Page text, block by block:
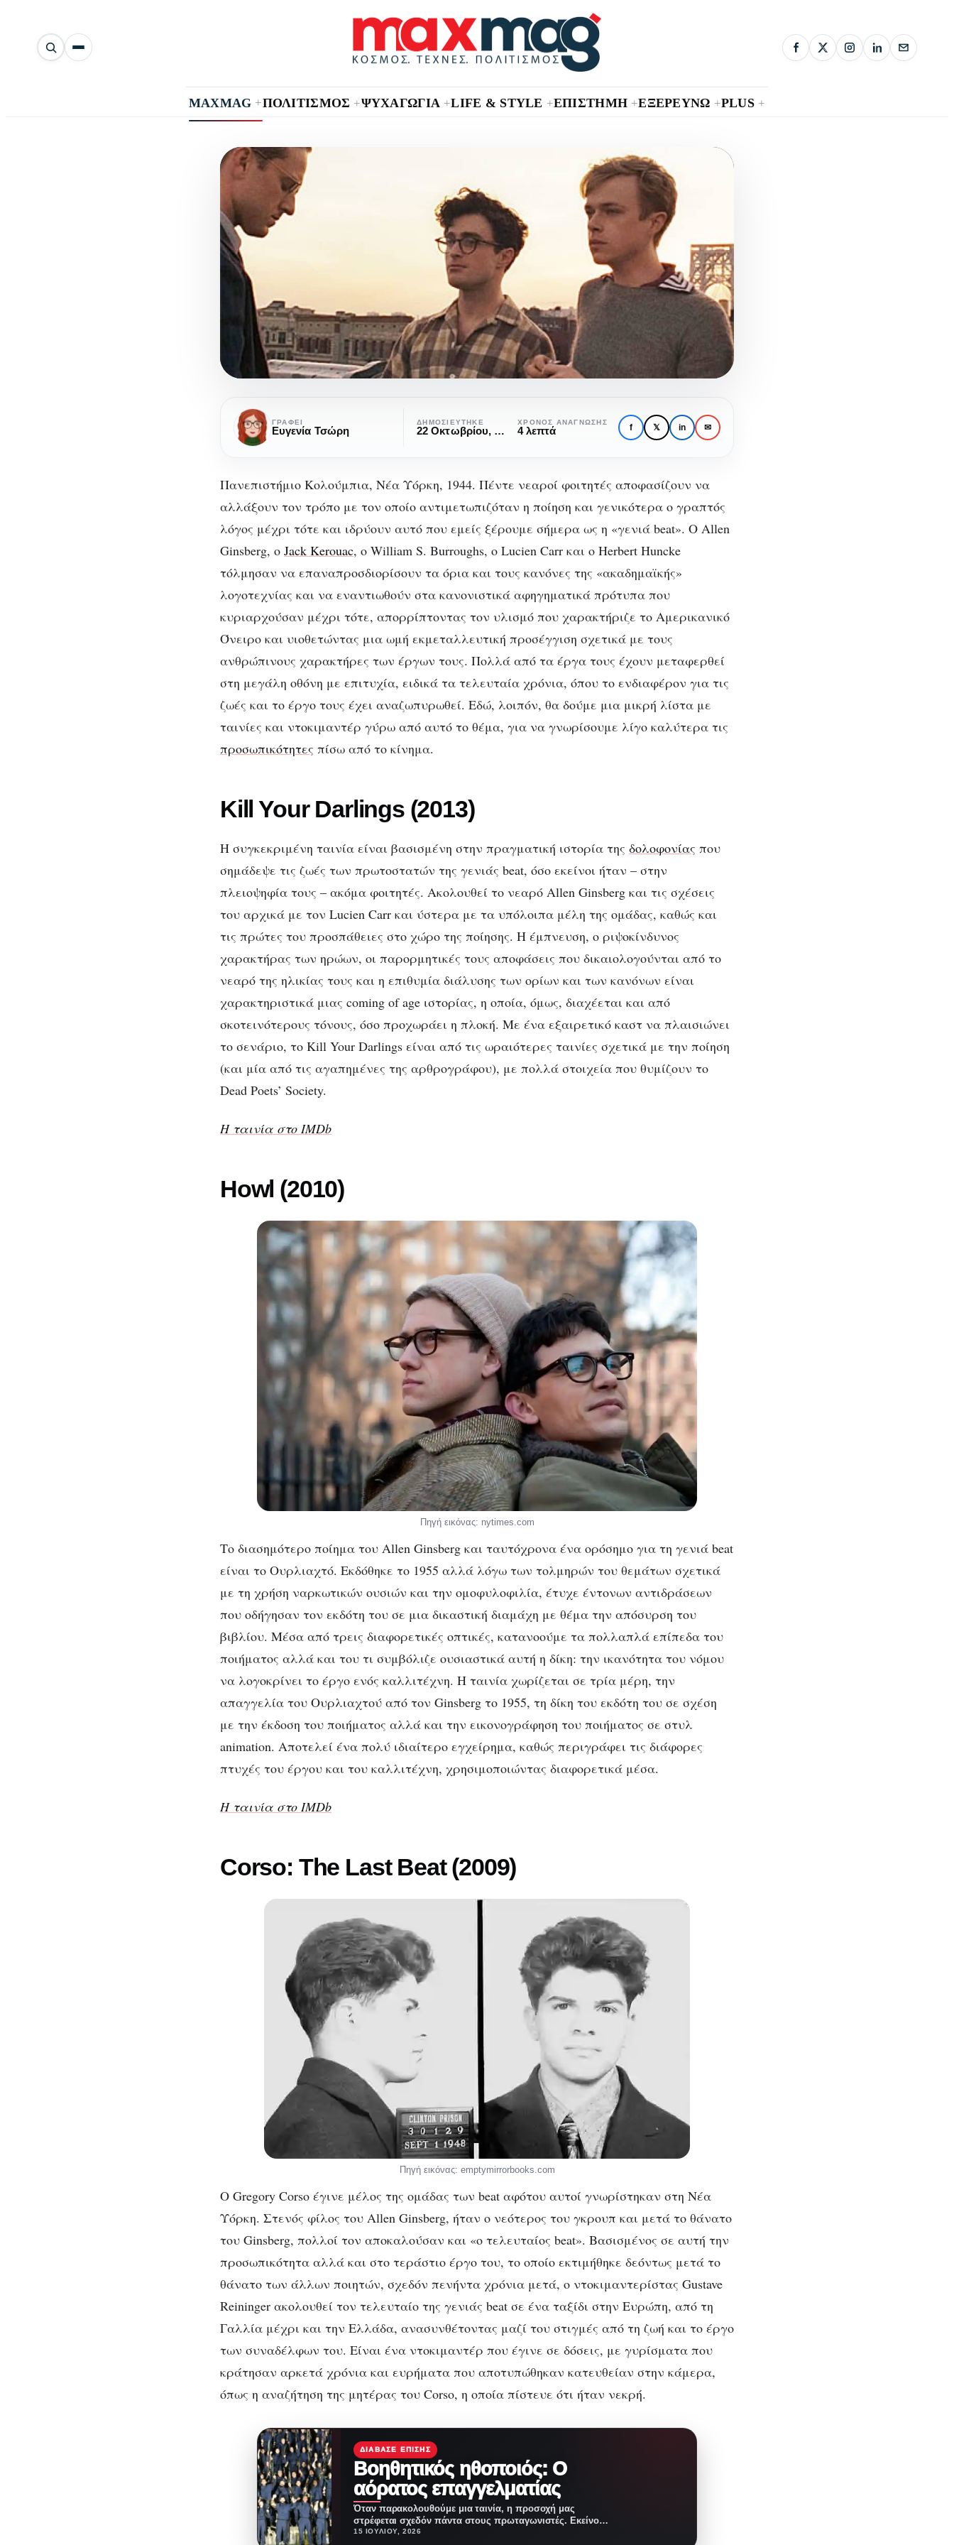
Αναζήτηση
άρθρων
MAXMAG +ΠΟΛΙΤΙΣΜΟΣ +ΨΥΧΑΓΩΓΙΑ +LIFE & STYLE +ΕΠΙΣΤΗΜΗ +ΕΞΕΡΕΥΝΩ +PLUS +
SPECIALS ΚΙΝΗΜΑΤΟΓΡΆΦΟΣ ΠΡΟΤΆΣΕΙΣ ΤΑΙΝΙΏΝ
Η γενιά beat και η επίδρασή της
στο σινεμά των ‘00s
γενιά
beat
η
επίδρασή
της
στο
σινεμά
των
‘00s
ΓΡΆΦΕΙ
Ευγενία Τσώρη
ΔΗΜΟΣΙΕΎΤΗΚΕ
22 Οκτωβρίου, 2019
ΧΡΌΝΟΣ ΑΝΆΓΝΩΣΗΣ
4 λεπτά f 𝕏 in ✉
Πανεπιστήμιο Κολούμπια, Νέα Υόρκη, 1944. Πέντε νεαροί φοιτητές αποφασίζουν να
αλλάξουν τον τρόπο με τον οποίο αντιμετωπιζόταν η ποίηση και γενικότερα ο γραπτός
λόγος μέχρι τότε και ιδρύουν αυτό που εμείς ξέρουμε σήμερα ως η «γενιά beat». Ο Allen
Ginsberg, ο Jack Kerouac, ο William S. Burroughs, ο Lucien Carr και ο Herbert Huncke
τόλμησαν να επαναπροσδιορίσουν τα όρια και τους κανόνες της «ακαδημαϊκής»
λογοτεχνίας και να εναντιωθούν στα κανονιστικά αφηγηματικά πρότυπα που
κυριαρχούσαν μέχρι τότε, απορρίπτοντας τον υλισμό που χαρακτήριζε το Αμερικανικό
Όνειρο και υιοθετώντας μια ωμή εκμεταλλευτική προσέγγιση σχετικά με τους
ανθρώπινους χαρακτήρες των έργων τους. Πολλά από τα έργα τους έχουν μεταφερθεί
στη μεγάλη οθόνη με επιτυχία, ειδικά τα τελευταία χρόνια, όπου το ενδιαφέρον για τις
ζωές και το έργο τους έχει αναζωπυρωθεί. Εδώ, λοιπόν, θα δούμε μια μικρή λίστα με
ταινίες και ντοκιμαντέρ γύρω από αυτό το θέμα, για να γνωρίσουμε λίγο καλύτερα τις
προσωπικότητες πίσω από το κίνημα.
Kill Your Darlings (2013)
Η συγκεκριμένη ταινία είναι βασισμένη στην πραγματική ιστορία της δολοφονίας που
σημάδεψε τις ζωές των πρωτοστατών της γενιάς beat, όσο εκείνοι ήταν – στην
πλειοψηφία τους – ακόμα φοιτητές. Ακολουθεί το νεαρό Allen Ginsberg και τις σχέσεις
του αρχικά με τον Lucien Carr και ύστερα με τα υπόλοιπα μέλη της ομάδας, καθώς και
τις πρώτες του προσπάθειες στο χώρο της ποίησης. Η έμπνευση, ο ριψοκίνδυνος
χαρακτήρας των ηρώων, οι παρορμητικές τους αποφάσεις που δικαιολογούνται από το
νεαρό της ηλικίας τους και η επιθυμία διάλυσης των ορίων και των κανόνων είναι
χαρακτηριστικά μιας coming of age ιστορίας, η οποία, όμως, διαχέεται και από
σκοτεινότερους τόνους, όσο προχωράει η πλοκή. Με ένα εξαιρετικό καστ να πλαισιώνει
το σενάριο, το Kill Your Darlings είναι από τις ωραιότερες ταινίες σχετικά με την ποίηση
(και μία από τις αγαπημένες της αρθρογράφου), με πολλά στοιχεία που θυμίζουν το
Dead Poets’ Society.
Η ταινία στο IMDb
Howl (2010)
Πηγή εικόνας: nytimes.com
Το διασημότερο ποίημα του Allen Ginsberg και ταυτόχρονα ένα ορόσημο για τη γενιά beat
είναι το Ουρλιαχτό. Εκδόθηκε το 1955 αλλά λόγω των τολμηρών του θεμάτων σχετικά
με τη χρήση ναρκωτικών ουσιών και την ομοφυλοφιλία, έτυχε έντονων αντιδράσεων
που οδήγησαν τον εκδότη του σε μια δικαστική διαμάχη με θέμα την απόσυρση του
βιβλίου. Μέσα από τρεις διαφορετικές οπτικές, κατανοούμε τα πολλαπλά επίπεδα του
ποιήματος αλλά και του τι συμβόλιζε ουσιαστικά αυτή η δίκη: την ικανότητα του νόμου
να λογοκρίνει το έργο ενός καλλιτέχνη. Η ταινία χωρίζεται σε τρία μέρη, την
απαγγελία του Ουρλιαχτού από τον Ginsberg το 1955, τη δίκη του εκδότη του σε σχέση
με την έκδοση του ποιήματος αλλά και την εικονογράφηση του ποιήματος σε στυλ
animation. Αποτελεί ένα πολύ ιδιαίτερο εγχείρημα, καθώς περιγράφει τις διάφορες
πτυχές του έργου και του καλλιτέχνη, χρησιμοποιώντας διαφορετικά μέσα.
Η ταινία στο IMDb
Corso: The Last Beat (2009)
Πηγή εικόνας: emptymirrorbooks.com
Ο Gregory Corso έγινε μέλος της ομάδας των beat αφότου αυτοί γνωρίστηκαν στη Νέα
Υόρκη. Στενός φίλος του Allen Ginsberg, ήταν ο νεότερος του γκρουπ και μετά το θάνατο
του Ginsberg, πολλοί τον αποκαλούσαν και «ο τελευταίος beat». Βασισμένος σε αυτή την
προσωπικότητα αλλά και στο τεράστιο έργο του, το οποίο εκτιμήθηκε δεόντως μετά το
θάνατο των άλλων ποιητών, σχεδόν πενήντα χρόνια μετά, ο ντοκιμαντερίστας Gustave
Reininger ακολουθεί τον τελευταίο της γενιάς beat σε ένα ταξίδι στην Ευρώπη, από τη
Γαλλία μέχρι και την Ελλάδα, ανασυνθέτοντας μαζί του στιγμές από τη ζωή και το έργο
των συναδέλφων του. Είναι ένα ντοκιμαντέρ που έγινε σε δόσεις, με γυρίσματα που
κράτησαν αρκετά χρόνια και ευρήματα που αποτυπώθηκαν κατευθείαν στην κάμερα,
όπως η αναζήτηση της μητέρας του Corso, η οποία πίστευε ότι ήταν νεκρή.
ΔΙΆΒΑΣΕ ΕΠΊΣΗΣ
Βοηθητικός ηθοποιός: Ο
αόρατος επαγγελματίας
Όταν παρακολουθούμε μια ταινία, η προσοχή μας
στρέφεται σχεδόν πάντα στους πρωταγωνιστές. Εκείνοι
αφηγούνται την ιστορία…
15 ΙΟΥΛΊΟΥ, 2026